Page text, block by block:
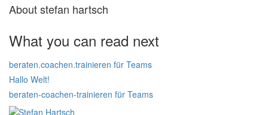
Aboutstefan hartsch
What you can read next
beraten.coachen.trainieren für Teams
Hallo Welt!
beraten-coachen-trainieren für Teams